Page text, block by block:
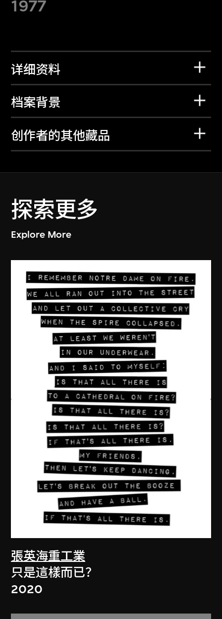
1977
详细资料
档案背景
创作者的其他藏品
探索更多
Explore More
張英海重工業
只是這樣而已？
2020